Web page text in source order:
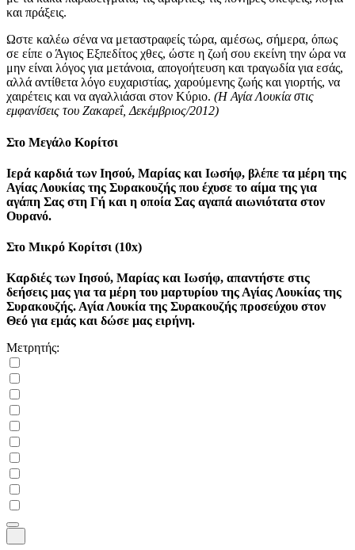
και πράξεις.
Ωστε καλέω σένα να μεταστραφείς τώρα, αμέσως, σήμερα, όπως
σε είπε ο Άγιος Εξπεδίτος χθες, ώστε η ζωή σου εκείνη την ώρα να
μην είναι λόγος για μετάνοια, απογοήτευση και τραγωδία για εσάς,
αλλά αντίθετα λόγο ευχαριστίας, χαρούμενης ζωής και γιορτής, να
χαιρέτεις και να αγαλλιάσαι στον Κύριο. (Η Αγία Λουκία στις
εμφανίσεις του Ζακαρεΐ, Δεκέμβριος/2012)
Στο Μεγάλο Κορίτσι
Ιερά καρδιά των Ιησού, Μαρίας και Ιωσήφ, βλέπε τα μέρη της
Αγίας Λουκίας της Συρακουζής που έχυσε το αίμα της για
αγάπη Σας στη Γή και η οποία Σας αγαπά αιωνιότατα στον
Ουρανό.
Στο Μικρό Κορίτσι (10x)
Καρδιές των Ιησού, Μαρίας και Ιωσήφ, απαντήστε στις
δεήσεις μας για τα μέρη του μαρτυρίου της Αγίας Λουκίας της
Συρακουζής. Αγία Λουκία της Συρακουζής προσεύχου στον
Θεό για εμάς και δώσε μας ειρήνη.
Μετρητής: